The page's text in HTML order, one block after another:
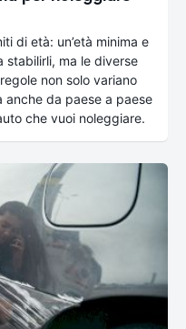
di età: un’età minima e
stabilirli, ma le diverse
non solo variano
da paese a paese
che vuoi noleggiare.